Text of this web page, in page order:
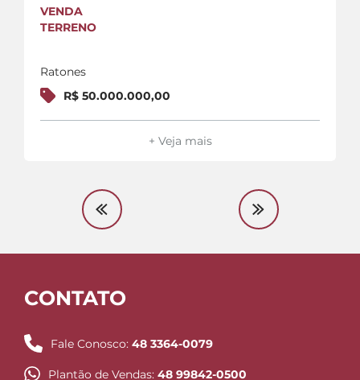
VENDA
TERRENO
Ratones
R$ 50.000.000,00
+ Veja mais
CONTATO
Fale Conosco: 48 3364-0079
Plantão de Vendas: 48 99842-0500